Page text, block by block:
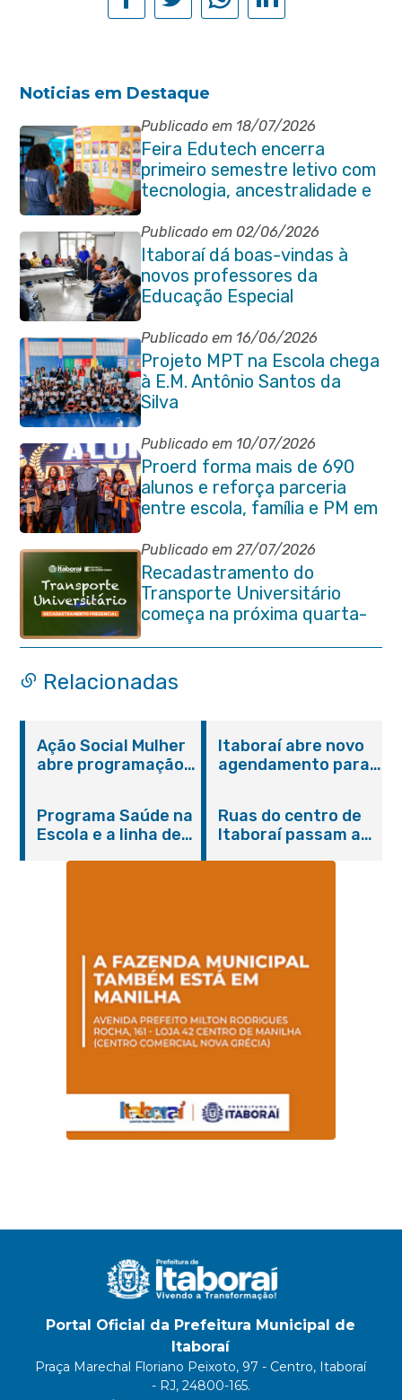
Noticias em Destaque
Publicado em 18/07/2026
Feira Edutech encerra
primeiro semestre letivo com
tecnologia, ancestralidade e
protagonismo estudantil em
Itaboraí
Publicado em 02/06/2026
Itaboraí dá boas-vindas à
novos professores da
Educação Especial
Publicado em 16/06/2026
Projeto MPT na Escola chega
à E.M. Antônio Santos da
Silva
Publicado em 10/07/2026
Proerd forma mais de 690
alunos e reforça parceria
entre escola, família e PM em
Itaboraí
Publicado em 27/07/2026
Recadastramento do
Transporte Universitário
começa na próxima quarta-
feira (29/07)
Relacionadas
Ação Social Mulher
abre programação
serviços gratuitos e
orientações
Itaboraí abre novo
agendamento para
Programa Saúde na
Escola e a linha de
Magalhães Seabra
Ruas do centro de
Itaboraí passam a
Portal Oficial da Prefeitura Municipal de
Itaboraí
Praça Marechal Floriano Peixoto, 97 - Centro, Itaboraí
- RJ, 24800-165.